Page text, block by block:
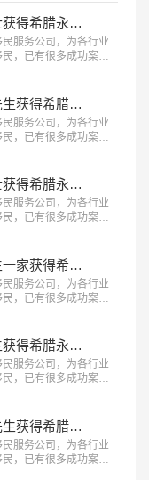
恭喜企业主张女士获得希腊永久居留权！
服务公司，为各行业
，已有很多成功案
恭喜企业高管李先生获得希腊永久居留权！
服务公司，为各行业
，已有很多成功案
恭喜企业主涂女士获得希腊永久居留权！
服务公司，为各行业
，已有很多成功案
恭喜企业主曾先生一家获得希腊永久居留权！
服务公司，为各行业
，已有很多成功案
恭喜创业者李先生获得希腊永久居留权！
服务公司，为各行业
，已有很多成功案
恭喜公司老板付先生获得希腊永久居留权！
服务公司，为各行业
，已有很多成功案